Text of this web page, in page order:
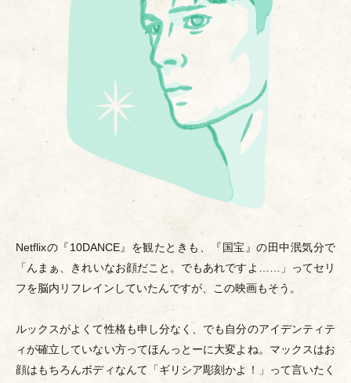
Netflixの『10DANCE』を観たときも、『国宝』の田中泯気分で
「んまぁ、きれいなお顔だこと。でもあれですよ…… 」
ってセリ
フを脳内リフレインしていたんですが、この映画もそう。
ルックスがよくて性格も申し分なく、でも自分のアイデンティテ
ィが確立していない方ってほんっとーに大変よね。マックスはお
顔はもちろんボディなんて 「ギリシア彫刻かよ！ 」
って言いたく